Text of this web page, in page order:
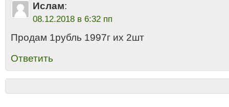
Ислам:
08.12.2018 в 6:32 пп
Продам 1рубль 1997г их 2шт
Ответить